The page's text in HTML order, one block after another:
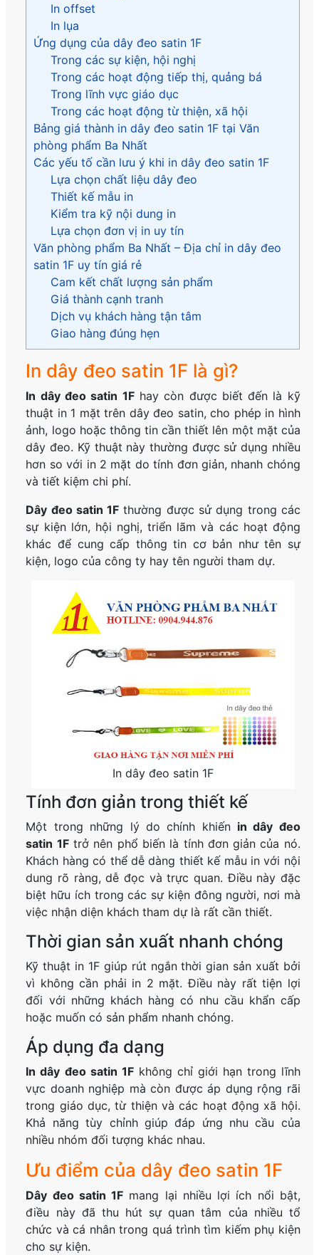
In offset
In lụa
Ứng dụng của dây đeo satin 1F
Trong các sự kiện, hội nghị
Trong các hoạt động tiếp thị, quảng bá
Trong lĩnh vực giáo dục
Trong các hoạt động từ thiện, xã hội
Bảng giá thành in dây đeo satin 1F tại Văn
phòng phẩm Ba Nhất
Các yếu tố cần lưu ý khi in dây đeo satin 1F
Lựa chọn chất liệu dây đeo
Thiết kế mẫu in
Kiểm tra kỹ nội dung in
Lựa chọn đơn vị in uy tín
Văn phòng phẩm Ba Nhất – Địa chỉ in dây đeo
satin 1F uy tín giá rẻ
Cam kết chất lượng sản phẩm
Giá thành cạnh tranh
Dịch vụ khách hàng tận tâm
Giao hàng đúng hẹn
In dây đeo satin 1F là gì?
In dây đeo satin 1Fhay còn được biết đến là kỹ
thuật in 1 mặt trên dây đeo satin, cho phép in hình
ảnh, logo hoặc thông tin cần thiết lên một mặt của
dây đeo. Kỹ thuật này thường được sử dụng nhiều
hơn so với in 2 mặt do tính đơn giản, nhanh chóng
và tiết kiệm chi phí.
Dây đeo satin 1F thường được sử dụng trong các
sự kiện lớn, hội nghị, triển lãm và các hoạt động
khác để cung cấp thông tin cơ bản như tên sự
kiện, logo của công ty hay tên người tham dự.
In dây đeo satin 1F
Tính đơn giản trong thiết kế
Một trong những lý do chính khiến in dây đeo
satin 1Ftrở nên phổ biến là tính đơn giản của nó.
Khách hàng có thể dễ dàng thiết kế mẫu in với nội
dung rõ ràng, dễ đọc và trực quan. Điều này đặc
biệt hữu ích trong các sự kiện đông người, nơi mà
việc nhận diện khách tham dự là rất cần thiết.
Thời gian sản xuất nhanh chóng
Kỹ thuật in 1F giúp rút ngắn thời gian sản xuất bởi
vì không cần phải in 2 mặt. Điều này rất tiện lợi
đối với những khách hàng có nhu cầu khẩn cấp
hoặc muốn có sản phẩm nhanh chóng.
Áp dụng đa dạng
In dây đeo satin 1Fkhông chỉ giới hạn trong lĩnh
vực doanh nghiệp mà còn được áp dụng rộng rãi
trong giáo dục, từ thiện và các hoạt động xã hội.
Khả năng tùy chỉnh giúp đáp ứng nhu cầu của
nhiều nhóm đối tượng khác nhau.
Ưu điểm của dây đeo satin 1F
Dây đeo satin 1F mang lại nhiều lợi ích nổi bật,
điều này đã thu hút sự quan tâm của nhiều tổ
chức và cá nhân trong quá trình tìm kiếm phụ kiện
cho sự kiện.